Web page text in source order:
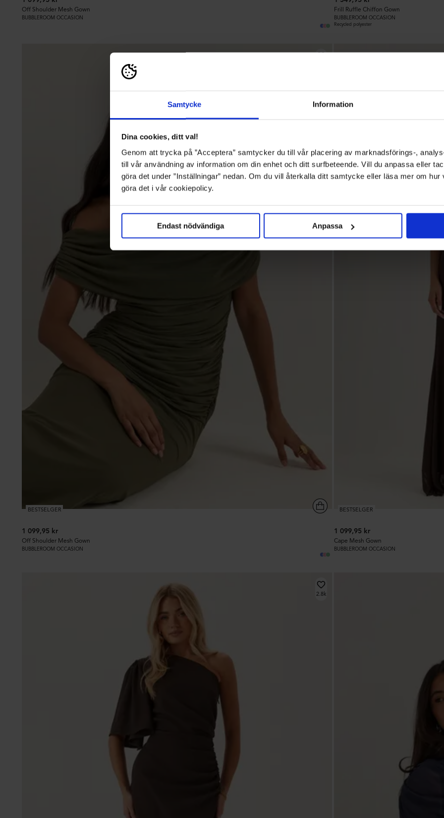
Samtycke Information
Dina cookies, ditt val!
Genom att trycka på ”Acceptera” samtycker du till vår placering av marknadsförings-,
till vår användning av information om din enhet och ditt surfbeteende. Vill du anpassa eller
göra det under ”Inställningar” nedan. Om du vill återkalla ditt samtycke eller läsa mer om
göra det i vår cookiepolicy.
Endast nödvändiga Anpassa
Off Shoulder Mesh Gown
BUBBLEROOM OCCASION
Frill Ruffle Chiffon Gown
BUBBLEROOM OCCASION
Recycled polyester
BESTSELGER
1 099,95 kr
Off Shoulder Mesh Gown
BUBBLEROOM OCCASION
BESTSELGER
1 099,95 kr
Cape Mesh Gown
BUBBLEROOM OCCASION
2.8k